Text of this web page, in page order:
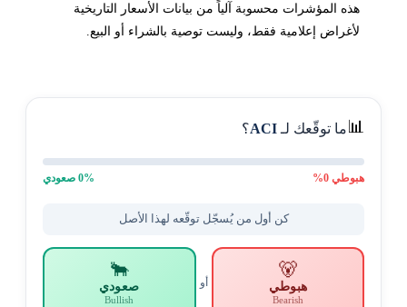
هذه المؤشرات محسوبة آلياً من بيانات الأسعار التاريخية
لأغراض إعلامية فقط، وليست توصية بالشراء أو البيع.
📊ما توقّعك لـACI؟
هبوطي0
%
0% صعودي
كن أول من يُسجّل توقّعه لهذا الأصل
🐻
هبوطي
Bearish
أو
🐂
صعودي
Bullish